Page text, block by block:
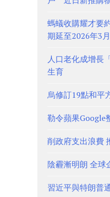
螞蟻收購耀才要
期延至2026年3
人口老化成增長
生育
烏修訂19點和平
勒令蘋果Google
削政府支出浪費
陰霾漸明朗 全球
習近平與特朗普